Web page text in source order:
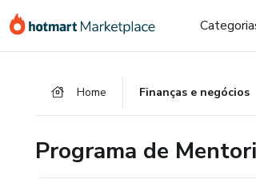
para
para
para
Home Finanças e negócios
Programa de